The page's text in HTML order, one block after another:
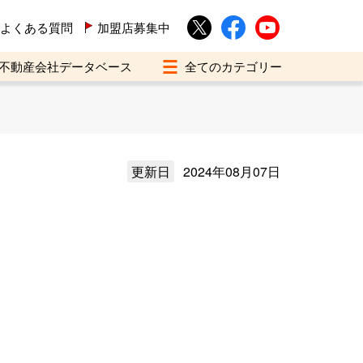
よくある質問 加盟店募集中
動産会社データベース
更新日 2024年08月07日